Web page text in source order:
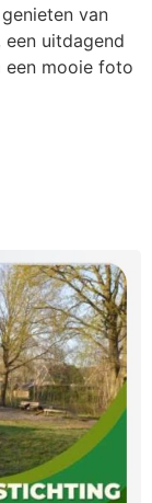
van
uitdagend
een mooie foto